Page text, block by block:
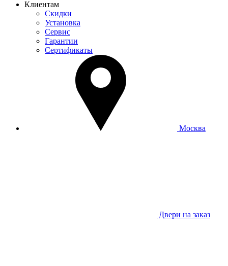
Клиентам
Скидки
Установка
Сервис
Гарантии
Сертификаты
Москва
Двери на заказ